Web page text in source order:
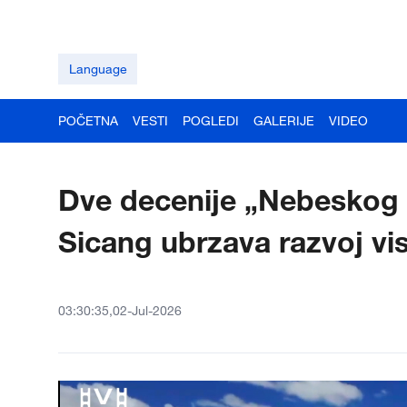
Language
POČETNA VESTI POGLEDI GALERIJE VIDEO
Dve decenije
Sicang ubrzava razvoj
03:30:35,02-Jul-2026